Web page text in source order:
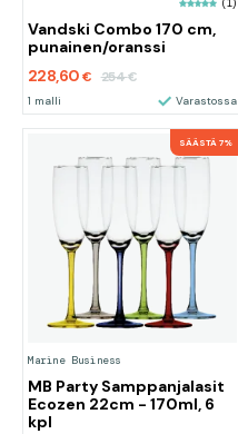
(1)
Vandski Combo 170 cm,
punainen/oranssi
228,60€ 254€
1 malli Varastossa
SÄÄSTÄ 7%
Marine Business
MB Party Samppanjalasit
Ecozen 22cm - 170ml, 6
kpl